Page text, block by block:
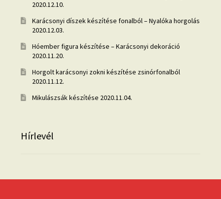
2020.12.10.
Karácsonyi díszek készítése fonalból – Nyalóka horgolás
2020.12.03.
Hóember figura készítése – Karácsonyi dekoráció
2020.11.20.
Horgolt karácsonyi zokni készítése zsinórfonalból
2020.11.12.
Mikulászsák készítése 2020.11.04.
Hírlevél